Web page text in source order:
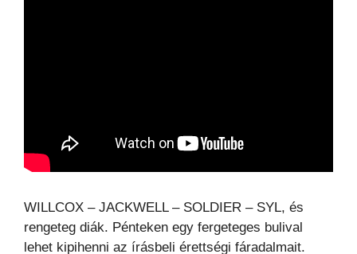
WILLCOX – JACKWELL – SOLDIER – SYL, és
rengeteg diák. Pénteken egy fergeteges bulival
lehet kipihenni az írásbeli érettségi fáradalmait.